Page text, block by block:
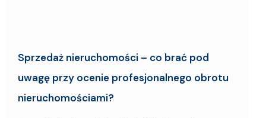
Sprzedaż nieruchomości – co brać pod
uwagę przy ocenie profesjonalnego obrotu
nieruchomościami?